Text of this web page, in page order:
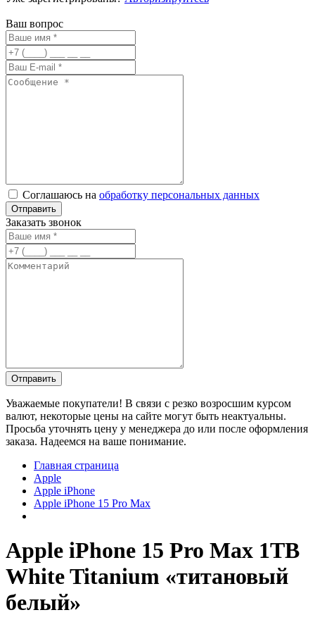
Ваш вопрос
Соглашаюсь на обработку персональных данных
Заказать звонок
Уважаемые покупатели! В связи с резко возросшим курсом
валют, некоторые цены на сайте могут быть неактуальны.
Просьба уточнять цену у менеджера до или после оформления
заказа. Надеемся на ваше понимание.
Главная страница
Apple
Apple iPhone
Apple iPhone 15 Pro Max
Apple iPhone 15 Pro Max 1TB
White Titanium «титановый
белый»